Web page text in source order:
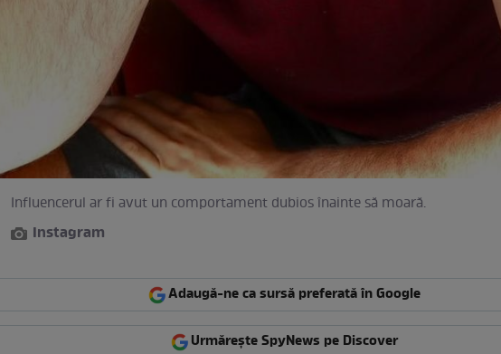
Influencerul ar fi avut un comportament dubios înainte să moară.
Instagram
Adaugă-ne ca sursă preferată în Google
Urmărește SpyNews pe Discover